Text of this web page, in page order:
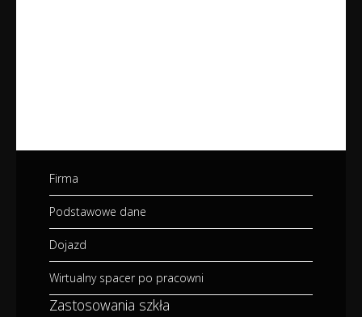
Firma
Podstawowe dane
Dojazd
Wirtualny spacer po pracowni
Zastosowania szkła